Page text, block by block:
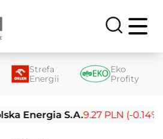
Strefa
Energii
Eko
Profity
Energia S.A.9.27 PLN (-0.14%)